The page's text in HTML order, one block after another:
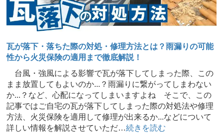
瓦が落下・落ちた際の対処・修理方法とは？雨漏りの可能
性から火災保険の適用まで徹底解説！
台風・強風による影響で瓦が落下してしまった際、この
まま放置してもよいのか...？雨漏りに繋がってしまわない
か...？など、心配になってしまいますよね そこで、この
記事ではご自宅の瓦が落下してしまった際の対処法や修理
方法、火災保険を適用して修理が出来るか...などについて
詳しい情報を解説させていただ…続きを読む